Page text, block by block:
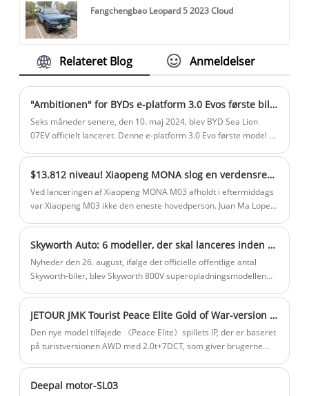
L7 er en luksus-elelektrisk sedan med et
Fangchengbao Leopard 5 2023 Cloud
Relateret Blog Anmeldelser
"Ambitionen" for BYDs e-platform 3.0 Evos første bil Sea Lion 07EV
Seks måneder senere, den 10. maj 2024, blev BYD Sea Lion
07EV officielt lanceret. Denne e-platform 3.0 Evo første model er
timer og indeholdt en enorm mængde information.
$13.812 niveau! Xiaopeng MONA slog en verdensrekord, så snart den debuterede
Ved lanceringen af ​​Xiaopeng MONA M03 afholdt i eftermiddags
var Xiaopeng M03 ikke den eneste hovedperson. Juan Ma Lopez,
Skyworth Auto: 6 modeller, der skal lanceres inden for de næste 5 år
Nyheder den 26. august, ifølge det officielle offentlige antal
Skyworth-biler, blev Skyworth 800V superopladningsmodellen
version, 800V God line version, 800V flash version og 800V flash
opladning version fire konfigurationer, prisklassen dækker 1.997
- 2.426 millioner amerikanske dollars.
JETOUR JMK Tourist Peace Elite Gold of War-version lanceres den 8. november
Den nye model tilføjede 《Peace Elite》spillets IP, der er baseret
på turistversionen AWD med 2.0t+7DCT, som giver brugerne
Deepal motor-SL03